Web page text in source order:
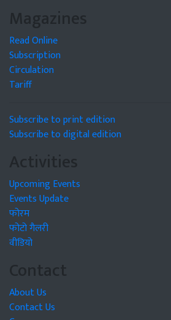
Magazines
Read Online
Subscription
Circulation
Tariff
Subscribe to print edition
Subscribe to digital edition
Activities
Upcoming Events
Events Update
फोरम
फोटो गैलरी
वीडियो
Contact
About Us
Contact Us